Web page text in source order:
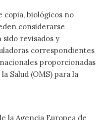
copia, biológicos no
considerarse
sido revisados y
correspondientes
proporcionadas
Salud (OMS) para la
la Agencia Europea de